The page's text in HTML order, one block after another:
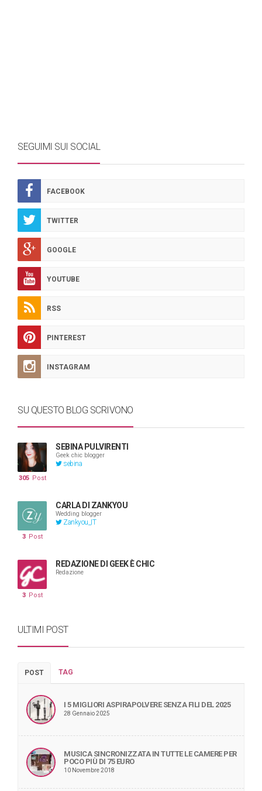
SEGUIMI SUI SOCIAL
FACEBOOK
TWITTER
GOOGLE
YOUTUBE
RSS
PINTEREST
INSTAGRAM
SU QUESTO BLOG SCRIVONO
SEBINA PULVIRENTI
Geek chic blogger
sebina
305 Post
CARLA DI ZANKYOU
Wedding blogger
Zankyou_IT
3 Post
REDAZIONE DI GEEK È CHIC
Redazione
3 Post
ULTIMI POST
POST TAG
I 5 MIGLIORI ASPIRAPOLVERE SENZA FILI DEL 2025
28 Gennaio 2025
MUSICA SINCRONIZZATA IN TUTTE LE CAMERE PER
POCO PIÙ DI 75 EURO
10 Novembre 2018